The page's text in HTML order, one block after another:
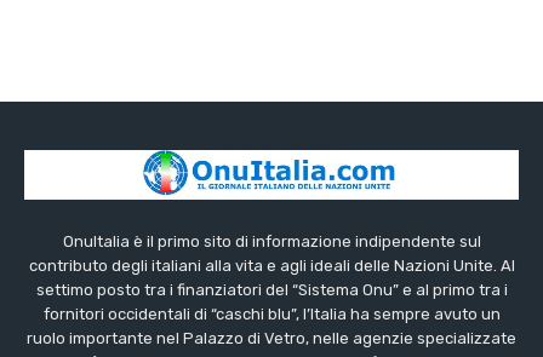
OnuItalia è il primo sito di informazione indipendente sul
contributo degli italiani alla vita e agli ideali delle Nazioni Unite. Al
settimo posto tra i finanziatori del “Sistema Onu” e al primo tra i
fornitori occidentali di “caschi blu”, l’Italia ha sempre avuto un
ruolo importante nel Palazzo di Vetro, nelle agenzie specializzate